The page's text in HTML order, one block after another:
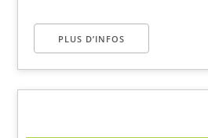
PLUS D’INFOS